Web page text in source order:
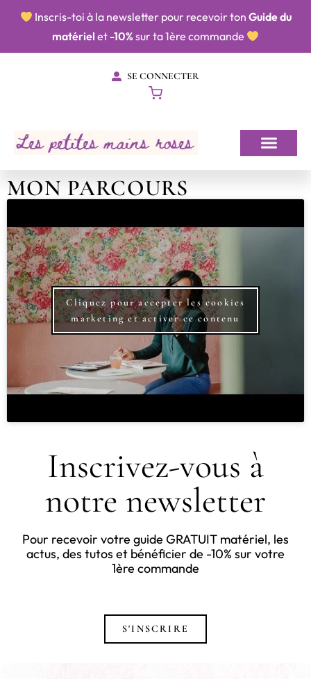
​​ Inscris-toi à la newsletter pour recevoir ton Guide du
matériel et -10% sur ta 1ère commande
SE CONNECTER
MON PARCOURS
Cliquez pour accepter les cookies
marketing et activer ce contenu
Inscrivez-vous à
notre newsletter
Pour recevoir votre guide GRATUIT matériel, les
actus, des tutos et bénéficier de -10% sur votre
1ère commande
S'INSCRIRE